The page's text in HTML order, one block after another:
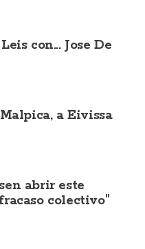
con... Jose De
a Eivissa
abrir este
colectivo"